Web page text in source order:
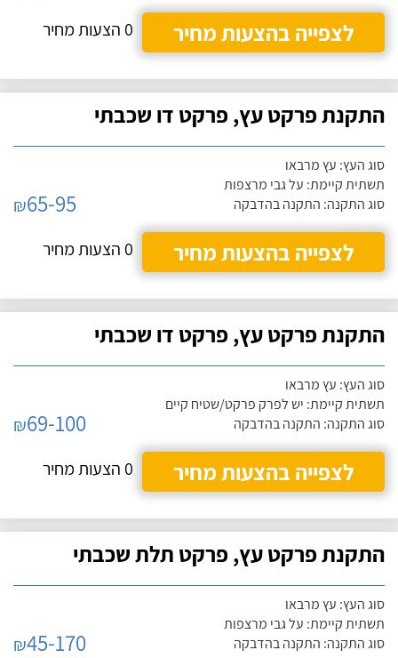
לצפייה בהצעות מחיר
0 הצעות מחיר
התקנת פרקט עץ, פרקט דו שכבתי
סוג העץ: עץ מרבאו
תשתית קיימת: על גבי מרצפות
סוג התקנה: התקנה בהדבקה
₪65-95
לצפייה בהצעות מחיר
0 הצעות מחיר
התקנת פרקט עץ, פרקט דו שכבתי
סוג העץ: עץ מרבאו
תשתית קיימת: יש לפרק פרקט/שטיח קיים
סוג התקנה: התקנה בהדבקה
₪69-100
לצפייה בהצעות מחיר
0 הצעות מחיר
התקנת פרקט עץ, פרקט תלת שכבתי
סוג העץ: עץ מרבאו
תשתית קיימת: על גבי מרצפות
סוג התקנה: התקנה בהדבקה
₪45-170